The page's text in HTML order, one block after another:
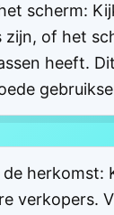
scherm:
zijn, of het
heeft.
herkomst:
verkopers.